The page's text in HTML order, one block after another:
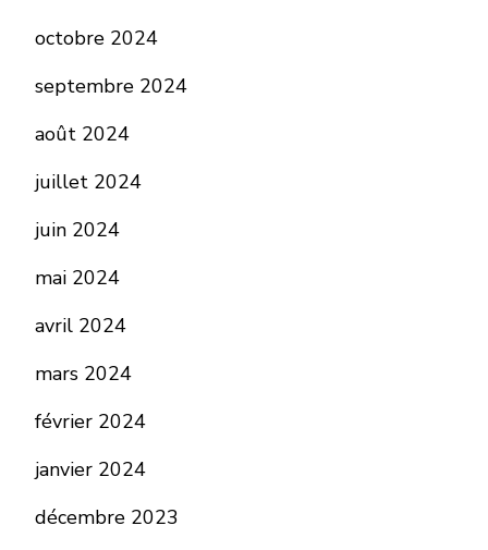
octobre 2024
septembre 2024
août 2024
juillet 2024
juin 2024
mai 2024
avril 2024
mars 2024
février 2024
janvier 2024
décembre 2023